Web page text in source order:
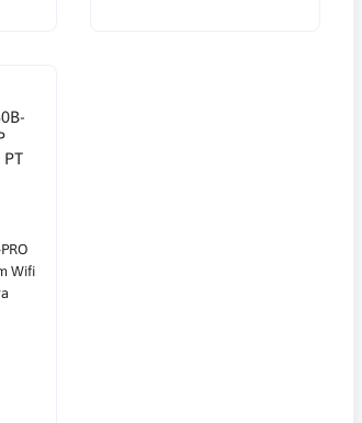
Wifi